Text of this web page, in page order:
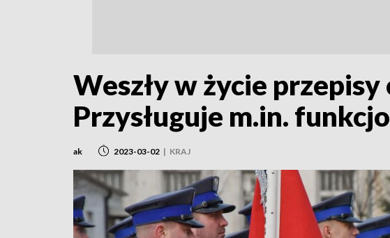
Weszły w życie
Przysługuje m.in.
ak 2023-03-02 | KRAJ